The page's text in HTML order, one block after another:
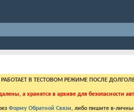
В ТЕСТОВОМ РЕЖИМЕ ПОСЛЕ
а хранятся в архиве для безопасности
Форму Обратной Связи, либо пишите в-